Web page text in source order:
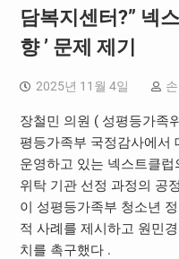
담복지센터?” 넥
향 ’ 문제 제기
2025년 11월 4일
장철민 의원 (성평등가족
평등가족부 국정감사에서
운영하고 있는 넥스트클럽
위탁 기관 선정 과정의 공
이 성평등가족부 청소년
적 사례를 제시하고 원민
치를 촉구했다 .